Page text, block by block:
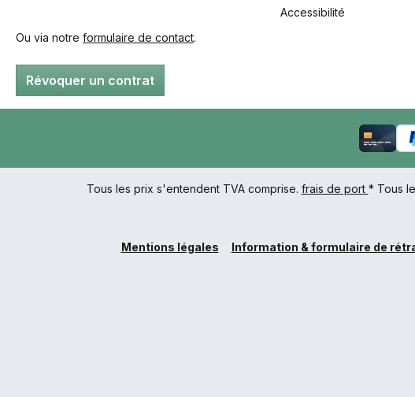
Ou via notre formulaire de contact.
Révoquer un contrat
Accessibilité
Tous les prix s'entendent TVA comprise. frais de port * Tous
Mentions légales Information & formulaire de